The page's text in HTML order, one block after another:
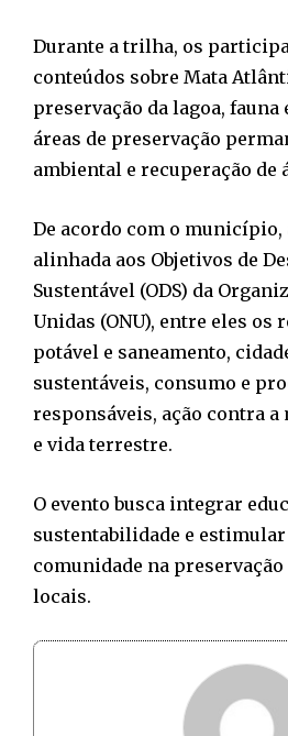
Durante a trilha, os
conteúdos sobre Mata
preservação da lagoa, fauna
áreas de preservação
ambiental e recuperação de
De acordo com o município,
alinhada aos Objetivos de
Sustentável (ODS) da
Unidas (ONU), entre eles os
potável e saneamento,
sustentáveis, consumo e
responsáveis, ação contra a
e vida terrestre.
O evento busca integrar
sustentabilidade e
comunidade na
locais.